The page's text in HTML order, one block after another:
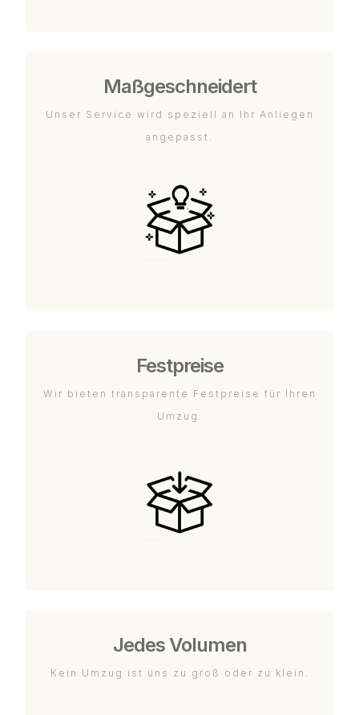
Maßgeschneidert
Unser Service wird speziell an Ihr Anliegen
angepasst.
Festpreise
Wir bieten transparente Festpreise für Ihren
Umzug.
Jedes Volumen
Kein Umzug ist uns zu groß oder zu klein.